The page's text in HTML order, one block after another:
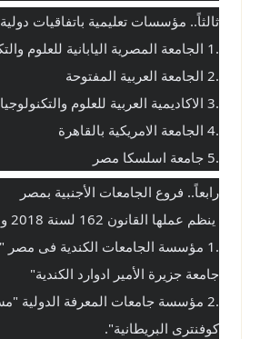
ثالثاً.. مؤسسات تعليمية باتفاقيات دولية
.1 الجامعة المصرية اليابانية للعلوم والتكنولوجيا
.2 الجامعة العربية المفتوحة
.3 الاكاديمية العربية للعلوم والتكنولوجيا والنقل البحرى
.4 الجامعة الامريكية بالقاهرة
.5 جامعة اسلسكا مصر
رابعاً.. فروع الجامعات الأجنبية بمصر
جامعة جزيرة الأمير ادوارد الكندية"
كوفنترى البريطانية".